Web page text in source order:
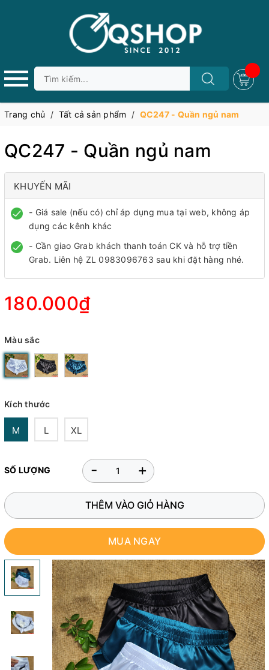
Trang chủ / Tất cả sản phẩm / QC247 - Quần ngủ nam
QC247 - Quần ngủ nam
KHUYẾN MÃI
- Giá sale (nếu có) chỉ áp dụng mua tại web, không áp
dụng các kênh khác
- Cần giao Grab khách thanh toán CK và hỗ trợ tiền
Grab. Liên hệ ZL 0983096763 sau khi đặt hàng nhé.
180.000₫
Màu sắc
Kích thước
M L XL
SỐ LƯỢNG +
-
THÊM VÀO GIỎ HÀNG
MUA NGAY